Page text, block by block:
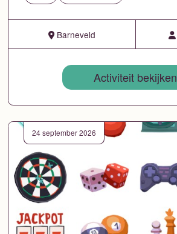
Barneveld
Activiteit bekijken
24 september 2026